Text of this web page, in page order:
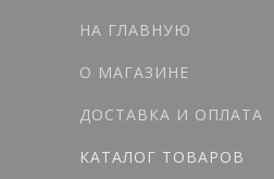
НА ГЛАВНУЮ
О МАГАЗИНЕ
ДОСТАВКА И ОПЛАТА
КАТАЛОГ ТОВАРОВ